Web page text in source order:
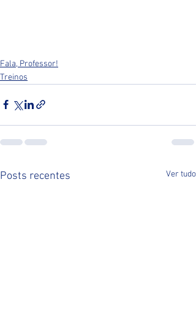
Fala, Professor!
Treinos
Posts recentes Ver tudo